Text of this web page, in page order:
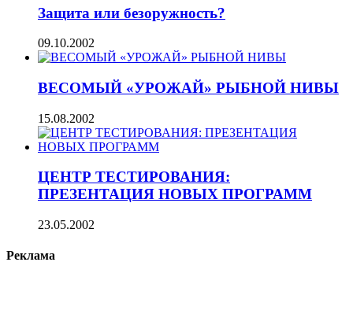
Защита или безоружность?
09.10.2002
ВЕСОМЫЙ «УРОЖАЙ» РЫБНОЙ НИВЫ
15.08.2002
ЦЕНТР ТЕСТИРОВАНИЯ:
ПРЕЗЕНТАЦИЯ НОВЫХ ПРОГРАММ
23.05.2002
Реклама